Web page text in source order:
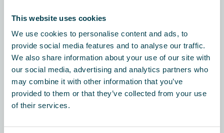
This website uses cookies
We use cookies to personalise content and ads, to
provide social media features and to analyse our traffic.
We also share information about your use of our site with
our social media, advertising and analytics partners who
may combine it with other information that you’ve
provided to them or that they’ve collected from your use
of their services.
La technologie derrière la solution